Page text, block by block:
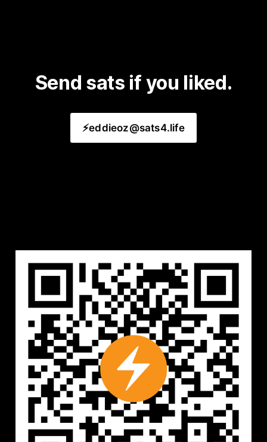
Send sats if you liked.
⚡️eddieoz@sats4.life